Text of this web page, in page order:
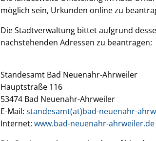
möglich sein, Urkunden online zu
Die Stadtverwaltung bittet aufgrund
nachstehenden Adressen zu beantragen:
Standesamt Bad Neuenahr-Ahrweiler
Hauptstraße 116
53474 Bad Neuenahr-Ahrweiler
E-Mail: standesamt(at)bad-neuenahr-
Internet: www.bad-neuenahr-ahrweiler.de